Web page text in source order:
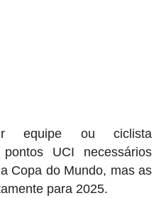
equipe ou ciclista
UCI necessários
Copa do Mundo, mas as
para 2025.